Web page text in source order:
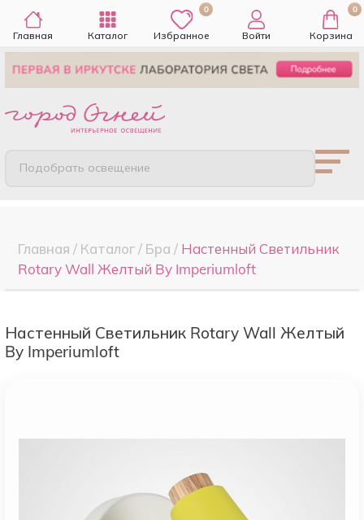
Главная Каталог
0
Избранное Войти
0
Корзина
Подобрать освещение
Главная / Каталог/ Бра / Настенный Светильник
Rotary Wall Желтый By Imperiumloft
Настенный Светильник Rotary Wall Желтый
By Imperiumloft